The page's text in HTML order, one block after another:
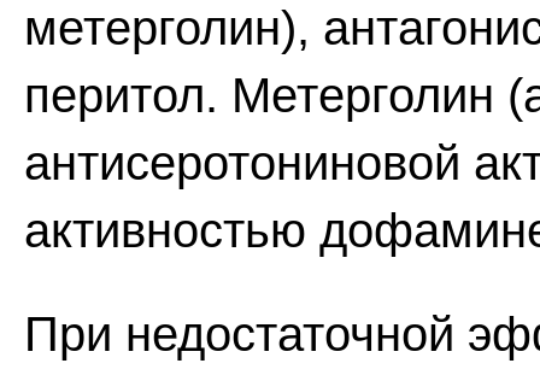
метерголин),
перитол. Метерголин
антисеротониновой
активностью
При недостаточной